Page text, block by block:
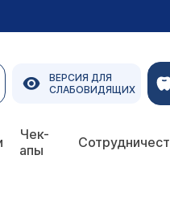
ВЕРСИЯ ДЛЯ
СЛАБОВИДЯЩИХ
Чек-
апы